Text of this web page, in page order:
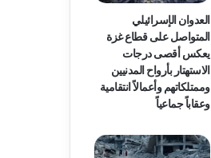
العدوان الإسرائيلي
المتواصل على قطاع غزة
يعكس أقصى درجات
الاستهتار بأرواح المدنيين
وممتلكاتهم وأعمالاً انتقامية
وعقاباً جماعياً